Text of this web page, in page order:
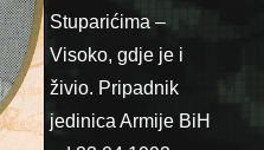
Stuparićima –
Visoko, gdje je i
živio. Pripadnik
jedinica Armije BiH